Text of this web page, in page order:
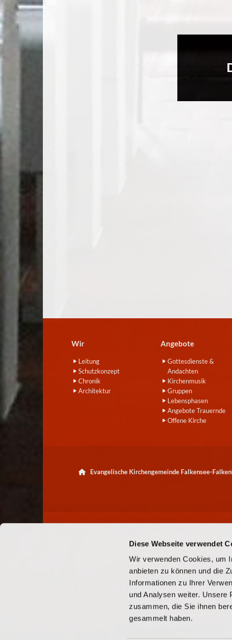
Diese Webseite verwendet
Wir verwenden Cookies, um
anbieten zu können und die
Informationen zu Ihrer
und Analysen weiter. Unsere
zusammen, die Sie ihnen
gesammelt haben.
Wir
Leitung
Schutzkonzept
Chronik
Architektur
Angebote
Gottesdienste &
Andachten
Kirchenmusik
Gruppen
Lebensphasen
Angebote Trauernde
Offene Kirche
 Evangelische Kirchengemeinde Falkensee-